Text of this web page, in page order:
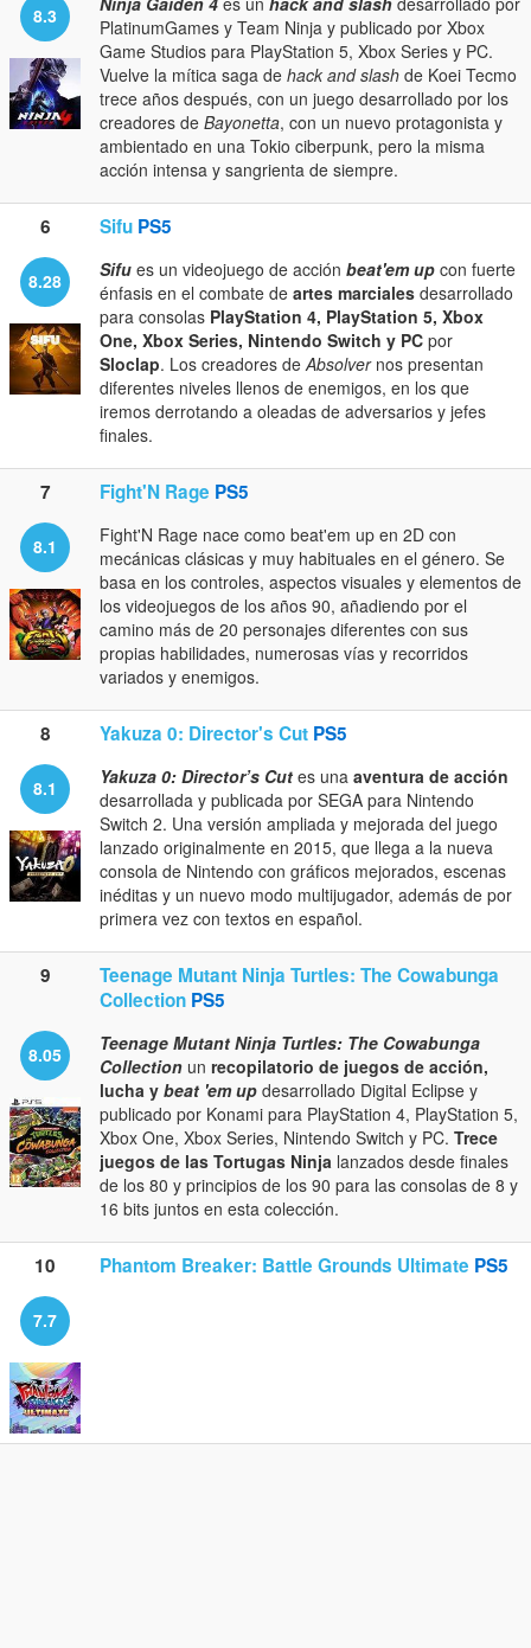
8.3
PlatinumGames y Team Ninja y publicado por Xbox
Game Studios para PlayStation 5, Xbox Series y PC.
Vuelve la mítica saga de hack and slash de Koei Tecmo
trece años después, con un juego desarrollado por los
creadores de Bayonetta, con un nuevo protagonista y
ambientado en una Tokio ciberpunk, pero la misma
acción intensa y sangrienta de siempre.
6 Sifu PS5
8.28 Sifu es un videojuego de acción beat'em up con fuerte
énfasis en el combate de artes marciales desarrollado
para consolas PlayStation 4, PlayStation 5, Xbox
One, Xbox Series, Nintendo Switch y PC por
Sloclap. Los creadores deAbsolvernos presentan
diferentes niveles llenos de enemigos, en los que
iremos derrotando a oleadas de adversarios y jefes
finales.
7 Fight'N Rage PS5
8.1
Fight'N Rage nace como beat'em up en 2D con
mecánicas clásicas y muy habituales en el género. Se
basa en los controles, aspectos visuales y elementos de
los videojuegos de los años 90, añadiendo por el
camino más de 20 personajes diferentes con sus
propias habilidades, numerosas vías y recorridos
variados y enemigos.
8 Yakuza 0: Director's Cut PS5
8.1 Yakuza 0: Director’s Cut es una aventura de acción
desarrollada y publicada por SEGA para Nintendo
Switch 2. Una versión ampliada y mejorada del juego
lanzado originalmente en 2015, que llega a la nueva
consola de Nintendo con gráficos mejorados, escenas
inéditas y un nuevo modo multijugador, además de por
primera vez con textos en español.
9
Teenage Mutant Ninja Turtles: The Cowabunga
Collection PS5
8.05
Teenage Mutant Ninja Turtles: The Cowabunga
Collection un recopilatorio de juegos de acción,
lucha y beat 'em up desarrollado Digital Eclipse y
publicado por Konami para PlayStation 4, PlayStation 5,
Xbox One, Xbox Series, Nintendo Switch y PC. Trece
juegos de las Tortugas Ninja lanzados desde finales
de los 80 y principios de los 90 para las consolas de 8 y
16 bits juntos en esta colección.
10 Phantom Breaker: Battle Grounds Ultimate PS5
7.7